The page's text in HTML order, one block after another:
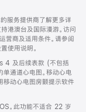
服务提供商了解更多详
港澳台及国际漫游。访问
营商及适用条件。请参阅
使用说明。
4 及后续表款 (不包括
通道心电图。移动心电
移动心电图房颤提示软件
。此功能不适合 22 岁